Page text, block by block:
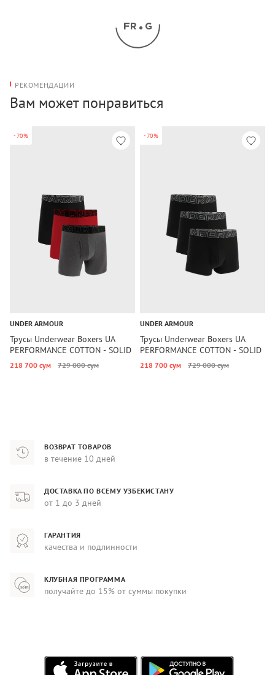
РЕКОМЕНДАЦИИ
Вам может понравиться
-70%
UNDER ARMOUR
Трусы Underwear Boxers UA
PERFORMANCE COTTON - SOLID
6 3PK Under Armour
218 700 сум 729 000 сум
-70%
UNDER ARMOUR
Трусы Underwear Boxers UA
PERFORMANCE COTTON - SOLID
3 3PK Under Armour
218 700 сум 729 000 сум
ВОЗВРАТ ТОВАРОВ
в течение 10 дней
ДОСТАВКА ПО ВСЕМУ УЗБЕКИСТАНУ
от 1 до 3 дней
ГАРАНТИЯ
качества и подлинности
КЛУБНАЯ ПРОГРАММА
получайте до 15% от суммы покупки